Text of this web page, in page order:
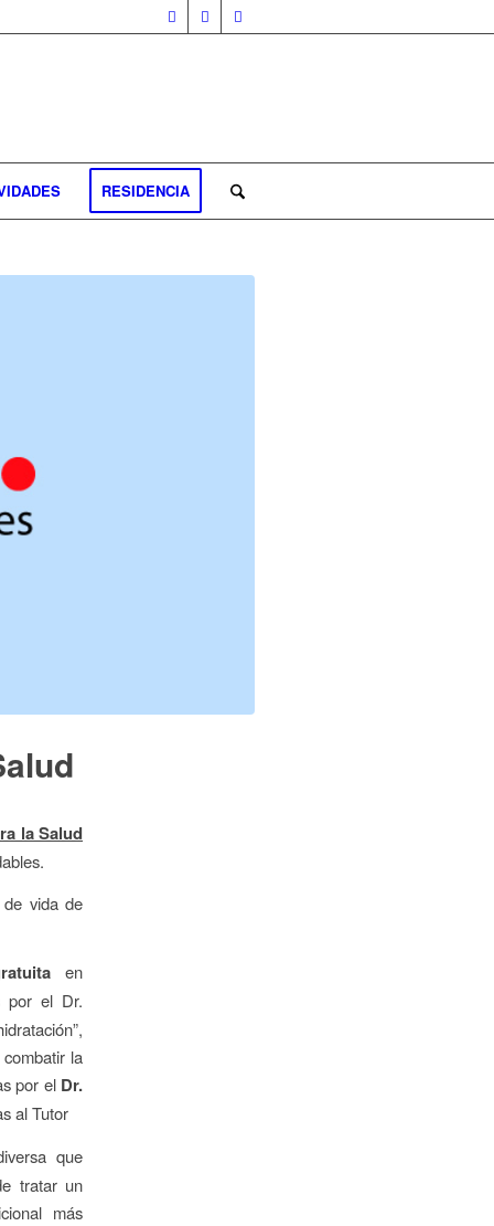
RESIDENCIA
la Salud
de vida de
en
por el Dr.
la
por el Dr.
al Tutor
que
tratar un
más